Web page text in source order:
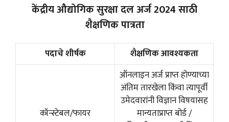
केंद्रीय औद्योगिक सुरक्षा दल अर्ज 2024 साठी
शैक्षणिक पात्रता
पदाचे शीर्षक शैक्षणिक आवश्यकता
कॉन्स्टेबल/फायर
ऑनलाइन अर्ज प्राप्त होण्याच्या
अंतिम तारखेला किंवा त्यापूर्वी
उमेदवारांनी विज्ञान विषयासह
मान्यताप्राप्त बोर्ड /